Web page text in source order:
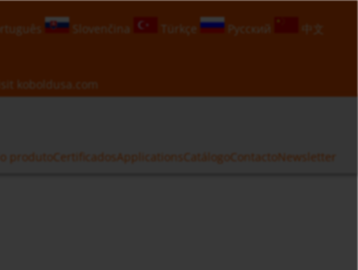
Slovenčina Türkçe Русский
中文
koboldusa.com
produtoCertificadosApplications CatálogoContactoNewsletter